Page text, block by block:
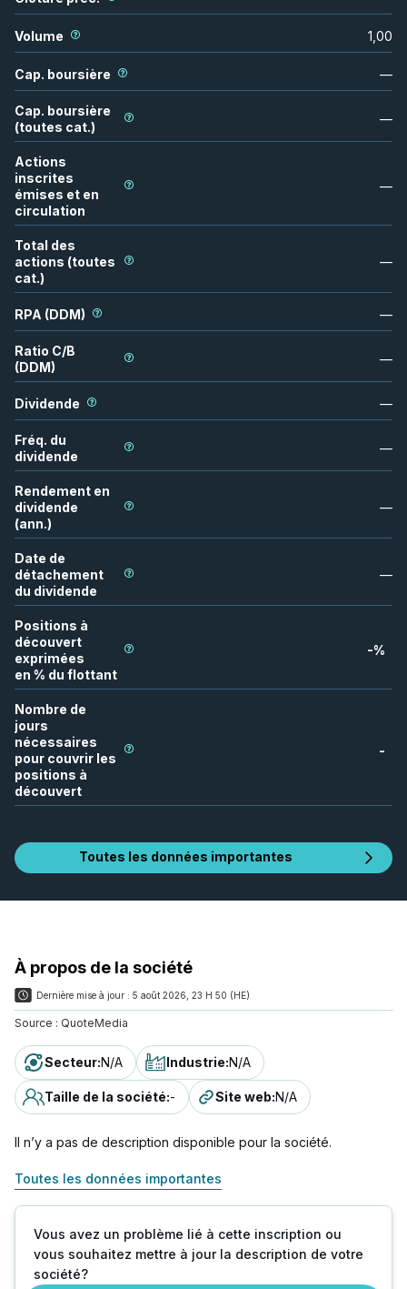
Volume 1,00
Cap. boursière —
Cap. boursière
(toutes cat.)
—
Actions
inscrites
émises et en
circulation
—
Total des
actions (toutes
cat.)
—
RPA (DDM) —
Ratio C/B
(DDM)
—
Dividende —
Fréq. du
dividende
—
Rendement en
dividende
(ann.)
—
Date de
détachement
du dividende
—
Positions à
découvert
exprimées
en % du flottant
-%
Nombre de
jours
nécessaires
pour couvrir les
positions à
découvert
-
Toutes les données importantes
À propos de la société
Dernière mise à jour : 5 août 2026, 23 H 50 (HE)
Source : QuoteMedia
Secteur:N/A Industrie:N/A
Taille de la société:- Site web:N/A
Il n’y a pas de description disponible pour la société.
Toutes les données importantes
Vous avez un problème lié à cette inscription ou
vous souhaitez mettre à jour la description de votre
société?